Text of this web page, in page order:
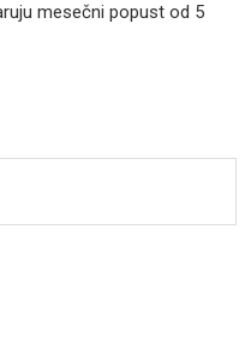
mesečni popust od 5